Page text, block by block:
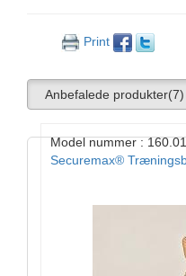
Print
Anbefalede produkter(7)
Model nummer :
Securemax®